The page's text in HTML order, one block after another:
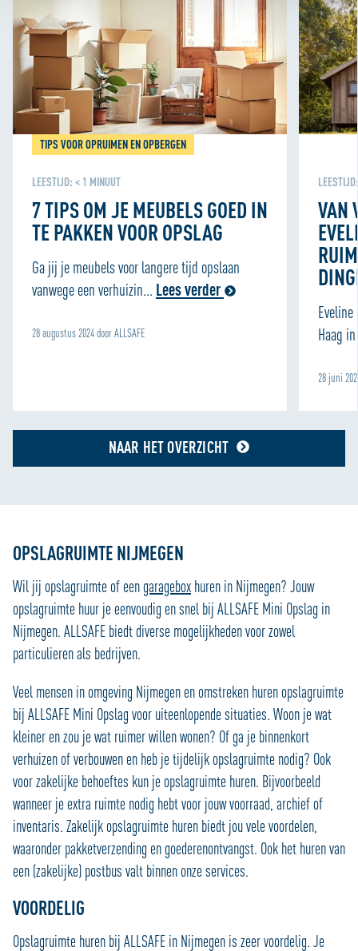
anoniem bij hoe de website wordt gebruikt, zodat we die
telkens een beetje beter kunnen maken. We gebruiken
ook cookies om content en advertenties te
personaliseren en om functies voor social media te
bieden. We delen informatie over je gebruik van onze site
met onze partners voor social media, adverteren en
analyse zodat we ook buiten onze website een
persoonlijke ervaring kunnen bieden. Voor meer
TIPS VOOR OPRUIMEN EN OPBERGEN
LEESTIJD: < 1 MINUUT
7 TIPS OM JE MEUBELS GOED IN
TE PAKKEN VOOR OPSLAG
Ga jij je meubels voor langere tijd opslaan
vanwege een verhuizin... Lees verder
28 augustus 2024 door ALLSAFE
VAN
Haag
28 juni
NAAR HET OVERZICHT
OPSLAGRUIMTE NIJMEGEN
Wil jij opslagruimte of eengaragebox huren in Nijmegen? Jouw
opslagruimte huur je eenvoudig en snel bij ALLSAFE Mini Opslag in
Nijmegen. ALLSAFE biedt diverse mogelijkheden voor zowel
particulieren als bedrijven.
Veel mensen in omgeving Nijmegen en omstreken huren opslagruimte
bij ALLSAFE Mini Opslag voor uiteenlopende situaties. Woon je wat
kleiner en zou je wat ruimer willen wonen? Of ga je binnenkort
verhuizen of verbouwen en heb je tijdelijk opslagruimte nodig? Ook
voor zakelijke behoeftes kun je opslagruimte huren. Bijvoorbeeld
wanneer je extra ruimte nodig hebt voor jouw voorraad, archief of
inventaris. Zakelijk opslagruimte huren biedt jou vele voordelen,
waaronder pakketverzending en goederenontvangst. Ook het huren van
een (zakelijke) postbus valt binnen onze services.
VOORDELIG
Opslagruimte huren bij ALLSAFE in Nijmegen is zeer voordelig. Je